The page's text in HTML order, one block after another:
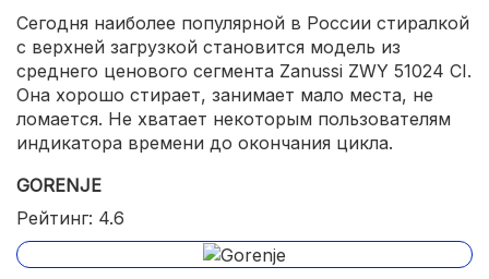
Сегодня наиболее популярной в России стиралкой
с верхней загрузкой становится модель из
среднего ценового сегмента Zanussi ZWY 51024 СI.
Она хорошо стирает, занимает мало места, не
ломается. Не хватает некоторым пользователям
индикатора времени до окончания цикла.
GORENJE
Рейтинг: 4.6